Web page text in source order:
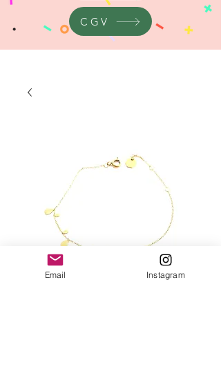
CGV
Email Instagram